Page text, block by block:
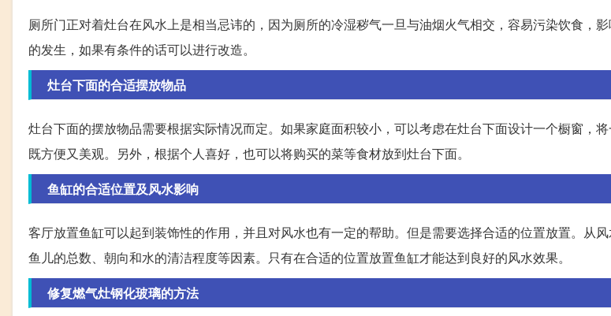
厕所门正对着灶台在风水上是相当忌讳的，因为厕所的冷湿秽气一旦与油烟火气相交，容易污染饮食，
的发生，如果有条件的话可以进行改造。
灶台下面的合适摆放物品
灶台下面的摆放物品需要根据实际情况而定。如果家庭面积较小，可以考虑在灶台下面设计一个橱窗，将
既方便又美观。另外，根据个人喜好，也可以将购买的菜等食材放到灶台下面。
鱼缸的合适位置及风水影响
客厅放置鱼缸可以起到装饰性的作用，并且对风水也有一定的帮助。但是需要选择合适的位置放置。从
鱼儿的总数、朝向和水的清洁程度等因素。只有在合适的位置放置鱼缸才能达到良好的风水效果。
修复燃气灶钢化玻璃的方法